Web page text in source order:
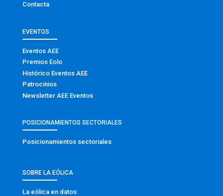
Contacta
EVENTOS
Eventos AEE
Premios Eolo
Histórico Eventos AEE
Patrocinios
Newsletter AEE Eventos
POSICIONAMIENTOS SECTORIALES
Posicionamientos sectoriales
SOBRE LA EÓLICA
La eólica en datos